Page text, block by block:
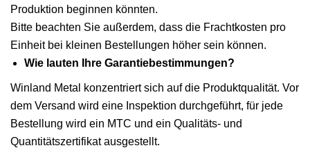
Produktion beginnen könnten.
Bitte beachten Sie außerdem, dass die Frachtkosten pro
Einheit bei kleinen Bestellungen höher sein können.
Wie lauten Ihre Garantiebestimmungen?
Winland Metal konzentriert sich auf die Produktqualität. Vor
dem Versand wird eine Inspektion durchgeführt, für jede
Bestellung wird ein MTC und ein Qualitäts- und
Quantitätszertifikat ausgestellt.